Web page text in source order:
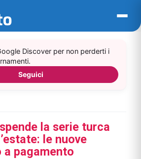
Discover per non perderti i
Seguici
la serie turca
le nuove
pagamento